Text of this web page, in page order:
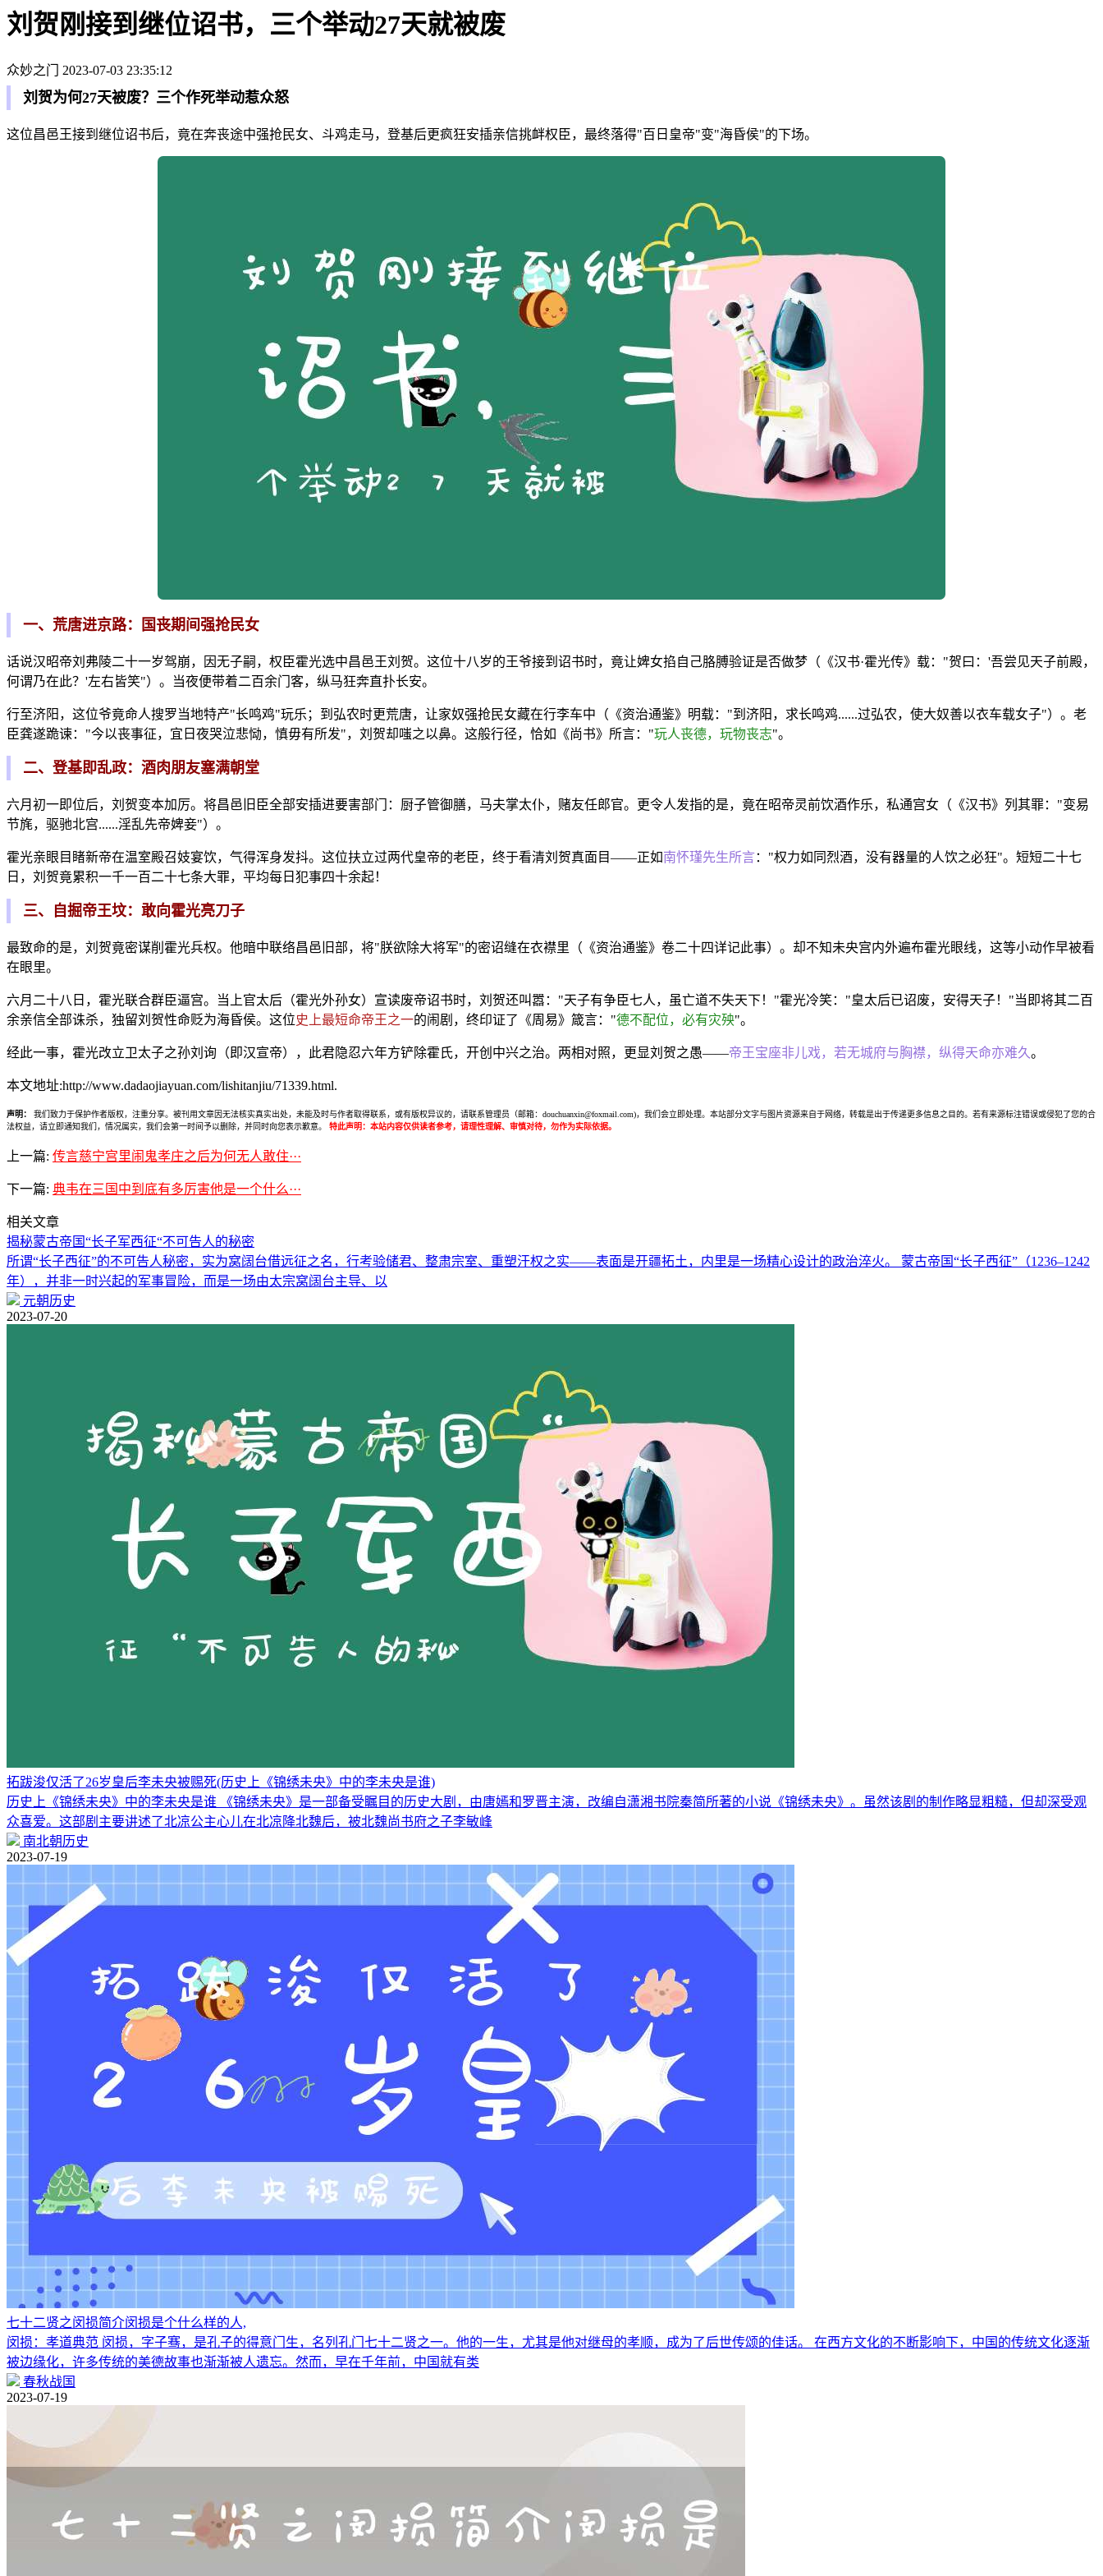
刘贺刚接到继位诏书，三个举动27天就被废
众妙之门 2023-07-03 23:35:12
刘贺为何27天被废？三个作死举动惹众怒
这位昌邑王接到继位诏书后，竟在奔丧途中强抢民女、斗鸡走马，登基后更疯狂安插亲信挑衅权臣，最终落得"百日皇帝"变"海昏侯"的下场。
一、荒唐进京路：国丧期间强抢民女
话说汉昭帝刘弗陵二十一岁驾崩，因无子嗣，权臣霍光选中昌邑王刘贺。这位十八岁的王爷接到诏书时，竟让婢女掐自己胳膊验证是否做梦（《汉书·霍光传》载："贺曰：'吾尝见天子前殿，
何谓乃在此？'左右皆笑"）。当夜便带着二百余门客，纵马狂奔直扑长安。
行至济阳，这位爷竟命人搜罗当地特产"长鸣鸡"玩乐；到弘农时更荒唐，让家奴强抢民女藏在行李车中（《资治通鉴》明载："到济阳，求长鸣鸡......过弘农，使大奴善以衣车载女子"）。老
臣龚遂跪谏："今以丧事征，宜日夜哭泣悲恸，慎毋有所发"，刘贺却嗤之以鼻。这般行径，恰如《尚书》所言："玩人丧德，玩物丧志"。
二、登基即乱政：酒肉朋友塞满朝堂
六月初一即位后，刘贺变本加厉。将昌邑旧臣全部安插进要害部门：厨子管御膳，马夫掌太仆，赌友任郎官。更令人发指的是，竟在昭帝灵前饮酒作乐，私通宫女（《汉书》列其罪："变易
节旄，驱驰北宫......淫乱先帝婢妾"）。
霍光亲眼目睹新帝在温室殿召妓宴饮，气得浑身发抖。这位扶立过两代皇帝的老臣，终于看清刘贺真面目——正如南怀瑾先生所言："权力如同烈酒，没有器量的人饮之必狂"。短短二十七
日，刘贺竟累积一千一百二十七条大罪，平均每日犯事四十余起！
三、自掘帝王坟：敢向霍光亮刀子
最致命的是，刘贺竟密谋削霍光兵权。他暗中联络昌邑旧部，将"朕欲除大将军"的密诏缝在衣襟里（《资治通鉴》卷二十四详记此事）。却不知未央宫内外遍布霍光眼线，这等小动作早被看
在眼里。
六月二十八日，霍光联合群臣逼宫。当上官太后（霍光外孙女）宣读废帝诏书时，刘贺还叫嚣："天子有争臣七人，虽亡道不失天下！"霍光冷笑："皇太后已诏废，安得天子！"当即将其二百
余亲信全部诛杀，独留刘贺性命贬为海昏侯。这位史上最短命帝王之一的闹剧，终印证了《周易》箴言："德不配位，必有灾殃"。
经此一事，霍光改立卫太子之孙刘询（即汉宣帝），此君隐忍六年方铲除霍氏，开创中兴之治。两相对照，更显刘贺之愚——帝王宝座非儿戏，若无城府与胸襟，纵得天命亦难久。
本文地址:http://www.dadaojiayuan.com/lishitanjiu/71339.html.
声明：
我们致力于保护作者版权，注重分享。被刊用文章因无法核实真实出处，未能及时与作者取得联系，或有版权异议的，请联系管理员（邮箱：douchuanxin@foxmail.com)，我们会立即处理。本站部分文字与图片资源来自于网络，转载是出于传递更多信息之目的。若有来源标注错误或侵犯了您的合
法权益，请立即通知我们，情况属实，我们会第一时间予以删除，并同时向您表示歉意。
特此声明：本站内容仅供读者参考，请理性理解、审慎对待，勿作为实际依据。
上一篇: 传言慈宁宫里闹鬼孝庄之后为何无人敢住···
下一篇: 典韦在三国中到底有多厉害他是一个什么···
相关文章
揭秘蒙古帝国“长子军西征“不可告人的秘密
所谓“长子西征”的不可告人秘密，实为窝阔台借远征之名，行考验储君、整肃宗室、重塑汗权之实——表面是开疆拓土，内里是一场精心设计的政治淬火。 蒙古帝国“长子西征”（1236–1242
年），并非一时兴起的军事冒险，而是一场由太宗窝阔台主导、以
元朝历史
2023-07-20
拓跋浚仅活了26岁皇后李未央被赐死(历史上《锦绣未央》中的李未央是谁)
历史上《锦绣未央》中的李未央是谁 《锦绣未央》是一部备受瞩目的历史大剧，由唐嫣和罗晋主演，改编自潇湘书院秦简所著的小说《锦绣未央》。虽然该剧的制作略显粗糙，但却深受观
众喜爱。这部剧主要讲述了北凉公主心儿在北凉降北魏后，被北魏尚书府之子李敏峰
南北朝历史
2023-07-19
七十二贤之闵损简介闵损是个什么样的人,
闵损：孝道典范 闵损，字子骞，是孔子的得意门生，名列孔门七十二贤之一。他的一生，尤其是他对继母的孝顺，成为了后世传颂的佳话。 在西方文化的不断影响下，中国的传统文化逐渐
被边缘化，许多传统的美德故事也渐渐被人遗忘。然而，早在千年前，中国就有类
春秋战国
2023-07-19